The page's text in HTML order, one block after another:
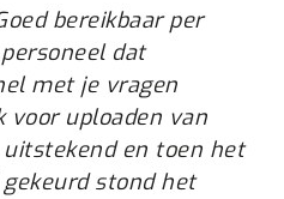
bereikbaar per
dat
met je vragen
voor uploaden van
en toen het
stond het